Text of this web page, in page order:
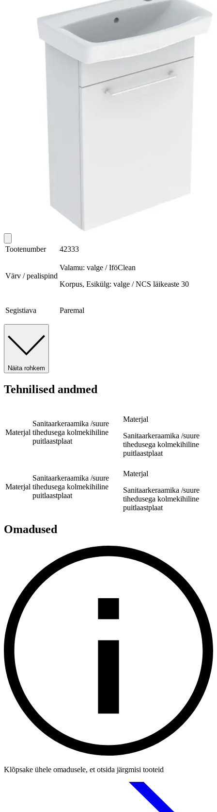
Tootenumber 42333
Värv / pealispind
Valamu: valge / IföClean
Korpus, Esikülg: valge / NCS läikeaste 30
Segistiava Paremal
Näita rohkem
Tehnilised andmed
Materjal
Sanitaarkeraamika /suure
tihedusega kolmekihiline
puitlaastplaat
Materjal
Sanitaarkeraamika /suure
tihedusega kolmekihiline
puitlaastplaat
Materjal
Sanitaarkeraamika /suure
tihedusega kolmekihiline
puitlaastplaat
Materjal
Sanitaarkeraamika /suure
tihedusega kolmekihiline
puitlaastplaat
Omadused
Klõpsake ühele omadusele, et otsida järgmisi tooteid